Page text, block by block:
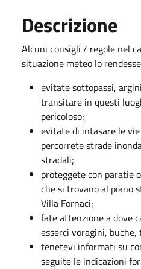
Descrizione
Alcuni consigli / regole nel
situazione meteo lo
evitate sottopassi,
transitare in questi
pericoloso;
evitate di intasare le
percorrete strade
stradali;
proteggete con paratie
che si trovano al piano
Villa Fornaci;
fate attenzione a dove
esserci voragini,
tenetevi informati su
seguite le indicazioni